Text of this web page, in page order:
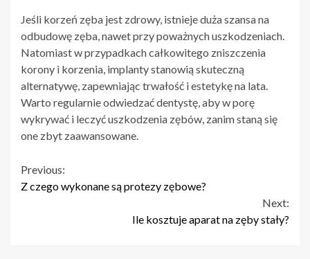
Jeśli korzeń zęba jest zdrowy, istnieje duża szansa na
odbudowę zęba, nawet przy poważnych uszkodzeniach.
Natomiast w przypadkach całkowitego zniszczenia
korony i korzenia, implanty stanowią skuteczną
alternatywę, zapewniając trwałość i estetykę na lata.
Warto regularnie odwiedzać dentystę, aby w porę
wykrywać i leczyć uszkodzenia zębów, zanim staną się
one zbyt zaawansowane.
Continue
Previous:
Z czego wykonane są protezy zębowe?
Next:
Ile kosztuje aparat na zęby stały?